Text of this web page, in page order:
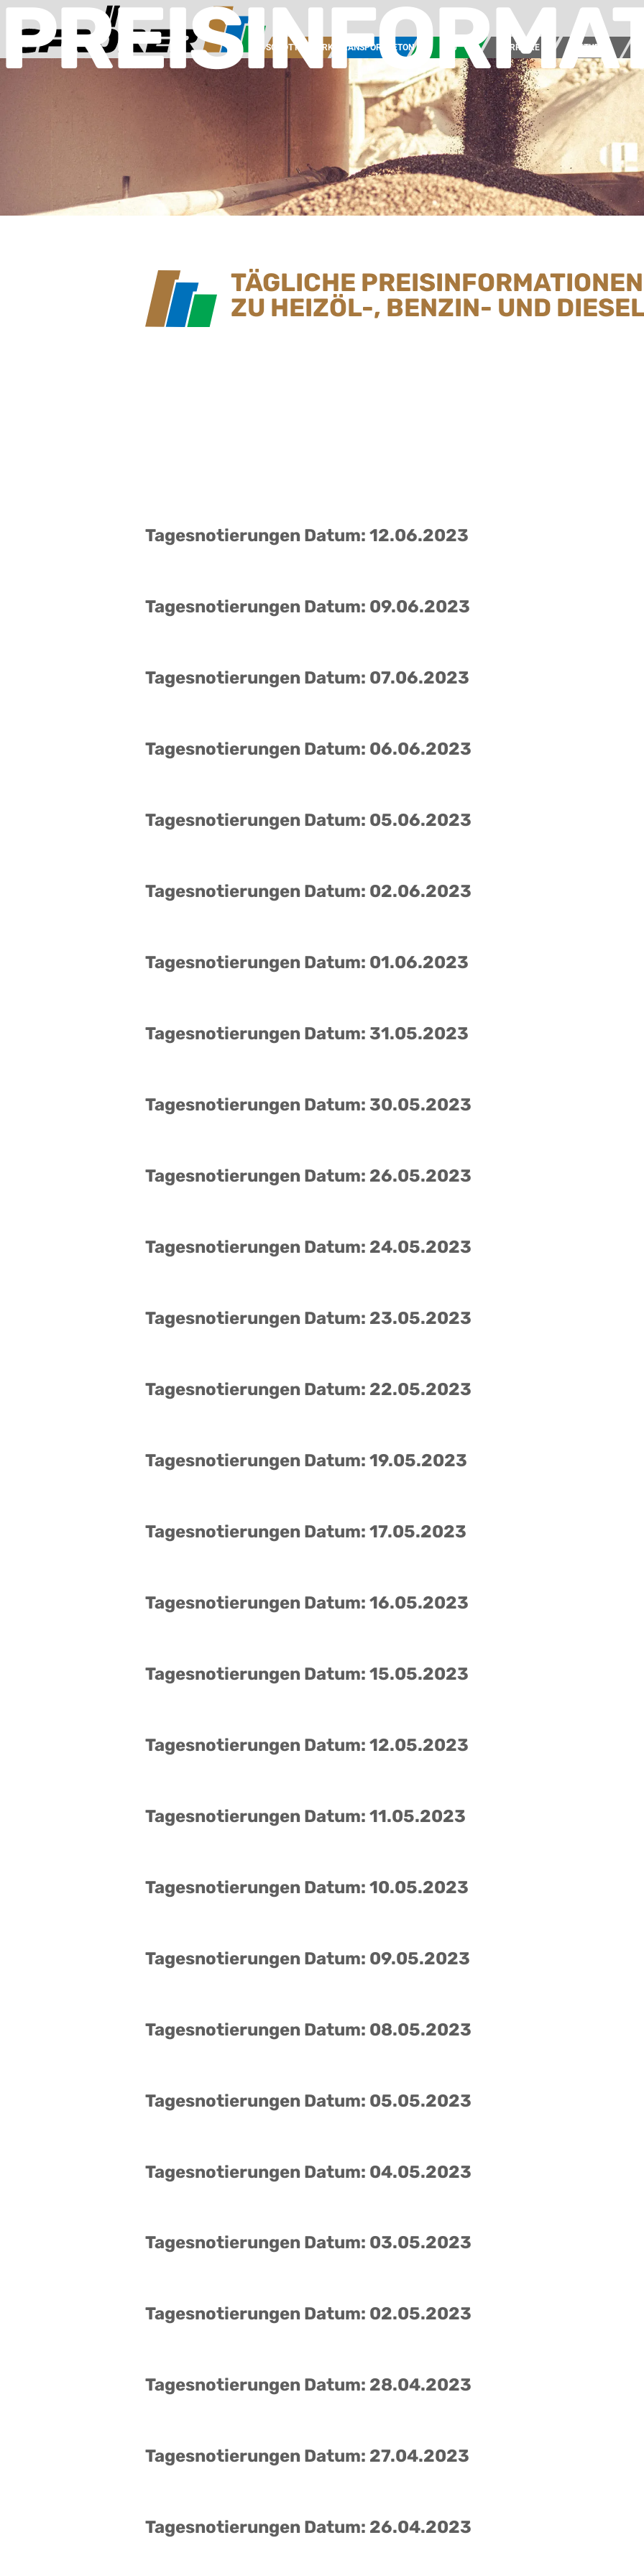
SCHOTTERWERK TRANSPORTBETON BAU KARRIERE AKTUELL
TÄGLICHE PREISINFORMATIONEN
ZU HEIZÖL-, BENZIN- UND
Tagesnotierungen Datum: 12.06.2023
Tagesnotierungen Datum: 09.06.2023
Tagesnotierungen Datum: 07.06.2023
Tagesnotierungen Datum: 06.06.2023
Tagesnotierungen Datum: 05.06.2023
Tagesnotierungen Datum: 02.06.2023
Tagesnotierungen Datum: 01.06.2023
Tagesnotierungen Datum: 31.05.2023
Tagesnotierungen Datum: 30.05.2023
Tagesnotierungen Datum: 26.05.2023
Tagesnotierungen Datum: 24.05.2023
Tagesnotierungen Datum: 23.05.2023
Tagesnotierungen Datum: 22.05.2023
Tagesnotierungen Datum: 19.05.2023
Tagesnotierungen Datum: 17.05.2023
Tagesnotierungen Datum: 16.05.2023
Tagesnotierungen Datum: 15.05.2023
Tagesnotierungen Datum: 12.05.2023
Tagesnotierungen Datum: 11.05.2023
Tagesnotierungen Datum: 10.05.2023
Tagesnotierungen Datum: 09.05.2023
Tagesnotierungen Datum: 08.05.2023
Tagesnotierungen Datum: 05.05.2023
Tagesnotierungen Datum: 04.05.2023
Tagesnotierungen Datum: 03.05.2023
Tagesnotierungen Datum: 02.05.2023
Tagesnotierungen Datum: 28.04.2023
Tagesnotierungen Datum: 27.04.2023
Tagesnotierungen Datum: 26.04.2023